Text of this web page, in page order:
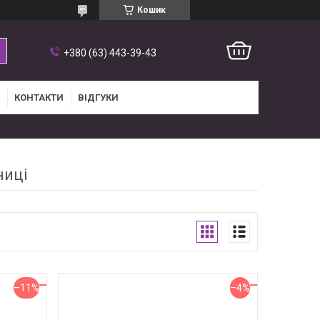
Кошик
+380 (63) 443-39-43
КОНТАКТИ ВІДГУКИ
–11% –4%